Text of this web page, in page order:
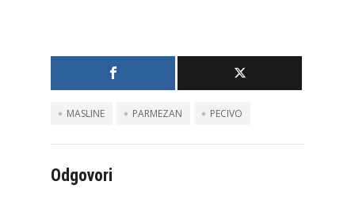
MASLINE PARMEZAN PECIVO
Odgovori